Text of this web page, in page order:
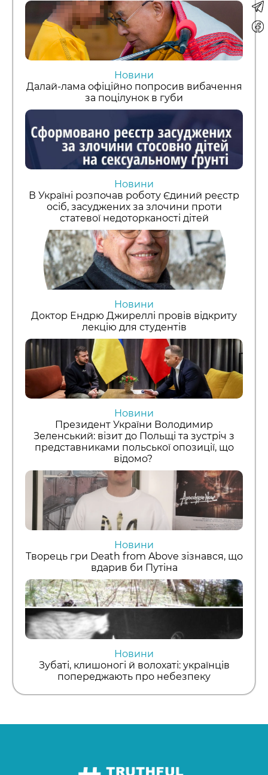
Новини
Далай-лама офіційно попросив вибачення
за поцілунок в губи
Новини
В Україні розпочав роботу Єдиний реєстр
осіб, засуджених за злочини проти
статевої недоторканості дітей
Новини
Доктор Ендрю Джиреллі провів відкриту
лекцію для студентів
Новини
Президент України Володимир
Зеленський: візит до Польщі та зустріч з
представниками польської опозиції, що
відомо?
Новини
Творець гри Death from Above зізнався, що
вдарив би Путіна
Новини
Зубаті, клишоногі й волохаті: українців
попереджають про небезпеку